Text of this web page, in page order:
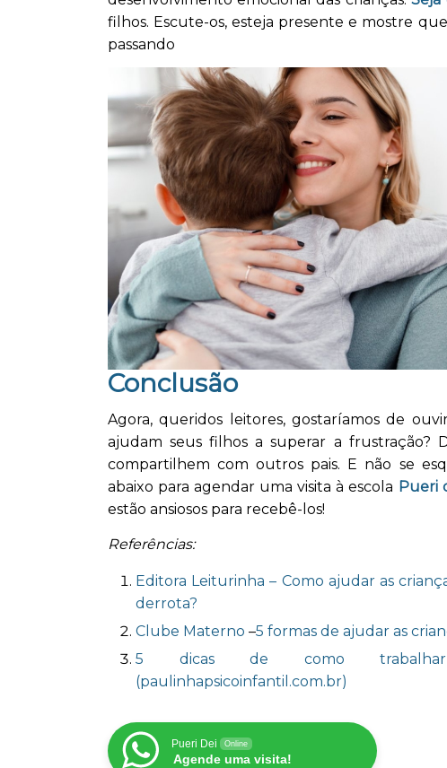
filhos. Escute-os, esteja presente e mostre
passando
Conclusão
Agora, queridos leitores, gostaríamos de
ajudam seus filhos a superar a frustração?
compartilhem com outros pais. E não se
abaixo para agendar uma visita à escola Pueri
estão ansiosos para recebê-los!
Referências:
Editora Leiturinha – Como ajudar as
derrota?
Clube Materno –5 formas de ajudar as
5 dicas de como trabalhar
(paulinhapsicoinfantil.com.br)
Pueri Dei Online
Agende uma visita!